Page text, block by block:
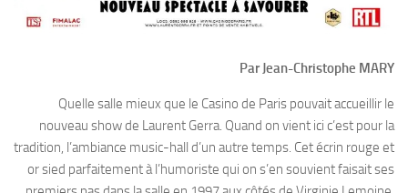
Par Jean-Christophe MARY
Quelle salle mieux que le Casino de Paris pouvait accueillir le
nouveau show de Laurent Gerra. Quand on vient ici c’est pour la
tradition, l’ambiance music-hall d’un autre temps. Cet écrin rouge et
or sied parfaitement à l’humoriste qui on s’en souvient faisait ses